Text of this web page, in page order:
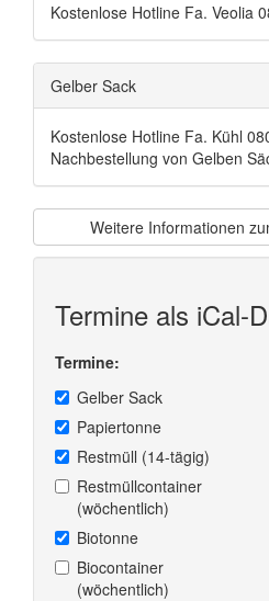
Kostenlose Hotline Fa. Veolia
Gelber Sack
Kostenlose Hotline Fa. Kühl
Nachbestellung von Gelben
Weitere Informationen
Termine als iCal-
Termine:
Gelber Sack
Papiertonne
Restmüll (14-tägig)
Restmüllcontainer
(wöchentlich)
Biotonne
Biocontainer
(wöchentlich)